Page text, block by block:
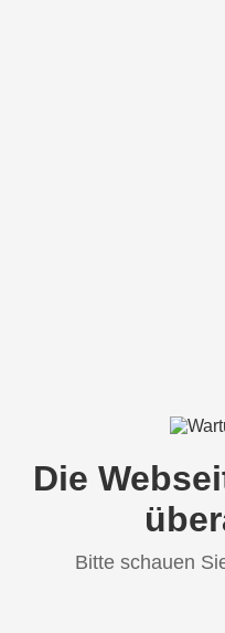
Die
Bitte schauen